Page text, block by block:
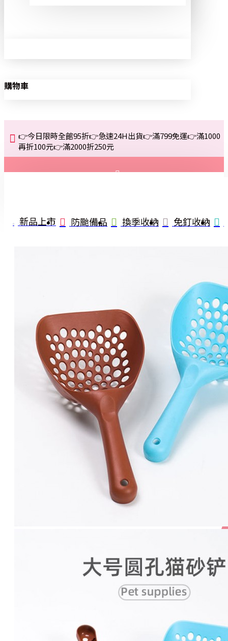
購物車
👉今日限時全館95折👉急速24H出貨👉滿799免運👉滿1000
再折100元👉滿2000折250元
註冊
新品上市 防颱備品 換季收納 免釘收納